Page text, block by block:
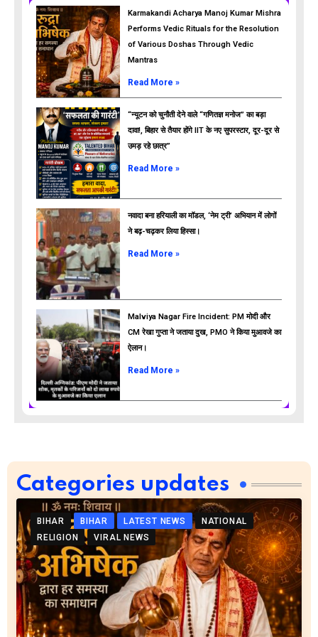
ads
Karmakandi Acharya Manoj Kumar Mishra
Performs Vedic Rituals for the Resolution
of Various Doshas Through Vedic
Mantras
Read More »
“न्यूटन को चुनौती देने वाले “गणितज्ञ मनोज” का बड़ा
दावा!, बिहार से तैयार होंगे IIT के नए सुपरस्टार, दूर-दूर से
उमड़ रहे छात्र”
Read More »
नवादा बना हरियाली का मॉडल, ‘नेम ट्री’ अभियान में लोगों
ने बढ़-चढ़कर लिया हिस्सा।
Read More »
Malviya Nagar Fire Incident: PM मोदी और
CM रेखा गुप्ता ने जताया दुख, PMO ने किया मुआवजे का
ऐलान।
Read More »
Categories updates
BIHAR BIHAR LATEST NEWS
NATIONAL
RELIGION
VIRAL NEWS